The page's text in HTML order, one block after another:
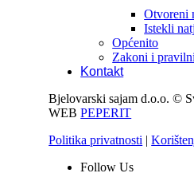
Otvoreni
Istekli
Općenito
Zakoni i
Kontakt
Bjelovarski sajam d.o.o. ©
WEBPEPERIT
Politika privatnosti |
Follow Us